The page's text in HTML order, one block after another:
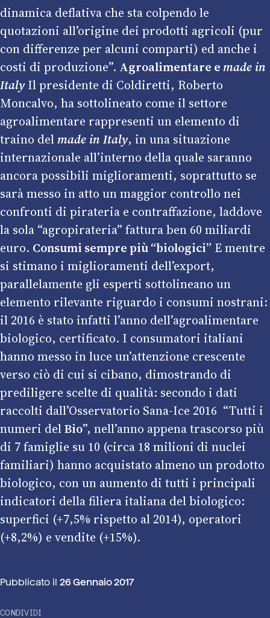
dinamica deflativa che sta colpendo le
quotazioni all’origine dei prodotti agricoli (pur
con differenze per alcuni comparti) ed anche i
costi di produzione”. Agroalimentare e made in
ItalyIl presidente di Coldiretti, Roberto
Moncalvo, ha sottolineato come il settore
agroalimentare rappresenti un elemento di
traino del made in Italy, in una situazione
internazionale all’interno della quale saranno
ancora possibili miglioramenti, soprattutto se
sarà messo in atto un maggior controllo nei
confronti di pirateria e contraffazione, laddove
la sola “agropirateria” fattura ben 60 miliardi
euro. Consumi sempre più “biologici” E mentre
si stimano i miglioramenti dell’export,
parallelamente gli esperti sottolineano un
elemento rilevante riguardo i consumi nostrani:
il 2016 è stato infatti l’anno dell’agroalimentare
biologico, certificato. I consumatori italiani
hanno messo in luce un’attenzione crescente
verso ciò di cui si cibano, dimostrando di
prediligere scelte di qualità: secondo i dati
raccolti dall’Osservatorio Sana-Ice 2016 “Tutti i
numeri delBio”, nell’anno appena trascorso più
di 7 famiglie su 10 (circa 18 milioni di nuclei
familiari) hanno acquistato almeno un prodotto
biologico, con un aumento di tutti i principali
indicatori della filiera italiana del biologico:
superfici (+7,5% rispetto al 2014), operatori
(+8,2%) e vendite (+15%).
Pubblicato il 26 Gennaio 2017
CONDIVIDI